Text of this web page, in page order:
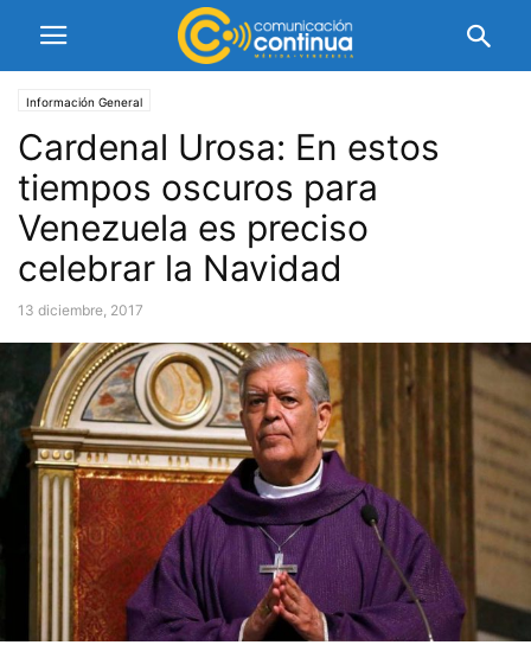
Información General
Cardenal Urosa: En estos
tiempos oscuros para
Venezuela es preciso
celebrar la Navidad
13 diciembre, 2017